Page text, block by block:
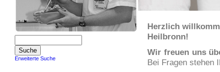
Erweiterte Suche
Herzlich
Heilbronn!
Wir freuen uns
Bei Fragen stehen